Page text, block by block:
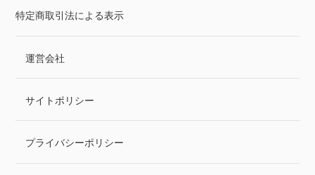
特定商取引法による表示
運営会社
サイトポリシー
プライバシーポリシー